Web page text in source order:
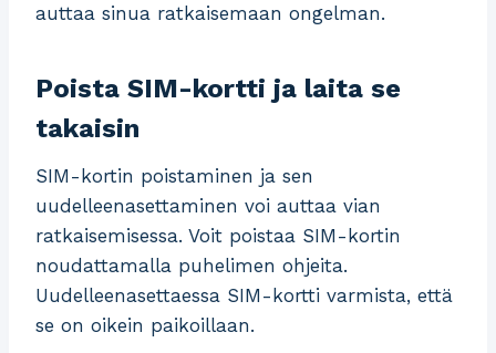
auttaa sinua ratkaisemaan ongelman.
Poista SIM-kortti ja laita se
takaisin
SIM-kortin poistaminen ja sen
uudelleenasettaminen voi auttaa vian
ratkaisemisessa. Voit poistaa SIM-kortin
noudattamalla puhelimen ohjeita.
Uudelleenasettaessa SIM-kortti varmista, että
se on oikein paikoillaan.